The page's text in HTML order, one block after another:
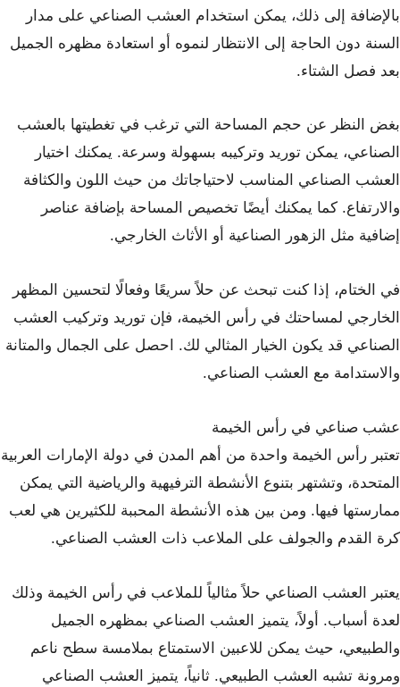
بالإضافة إلى ذلك، يمكن استخدام العشب الصناعي على مدار
السنة دون الحاجة إلى الانتظار لنموه أو استعادة مظهره الجميل
بعد فصل الشتاء.
بغض النظر عن حجم المساحة التي ترغب في تغطيتها بالعشب
الصناعي، يمكن توريد وتركيبه بسهولة وسرعة. يمكنك اختيار
العشب الصناعي المناسب لاحتياجاتك من حيث اللون والكثافة
والارتفاع. كما يمكنك أيضًا تخصيص المساحة بإضافة عناصر
إضافية مثل الزهور الصناعية أو الأثاث الخارجي.
في الختام، إذا كنت تبحث عن حلاً سريعًا وفعالًا لتحسين المظهر
الخارجي لمساحتك في رأس الخيمة، فإن توريد وتركيب العشب
الصناعي قد يكون الخيار المثالي لك. احصل على الجمال والمتانة
والاستدامة مع العشب الصناعي.
عشب صناعي في رأس الخيمة
تعتبر رأس الخيمة واحدة من أهم المدن في دولة الإمارات العربية
المتحدة، وتشتهر بتنوع الأنشطة الترفيهية والرياضية التي يمكن
ممارستها فيها. ومن بين هذه الأنشطة المحببة للكثيرين هي لعب
كرة القدم والجولف على الملاعب ذات العشب الصناعي.
يعتبر العشب الصناعي حلاً مثالياً للملاعب في رأس الخيمة وذلك
لعدة أسباب. أولاً، يتميز العشب الصناعي بمظهره الجميل
والطبيعي، حيث يمكن للاعبين الاستمتاع بملامسة سطح ناعم
ومرونة تشبه العشب الطبيعي. ثانياً، يتميز العشب الصناعي